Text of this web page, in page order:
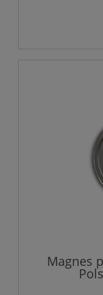
Magnes